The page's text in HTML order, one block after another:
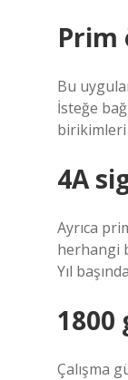
Prim
Bu
İsteğe
birikimleri
4A
Ayrıca
herhangi
Yıl
Çalışma